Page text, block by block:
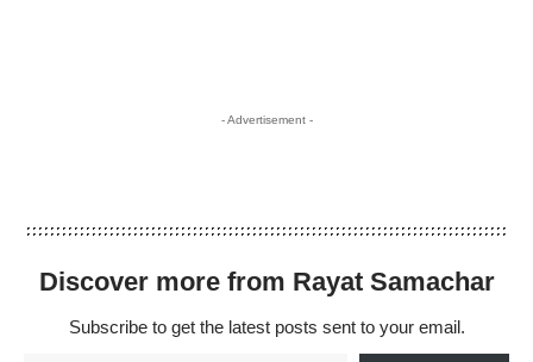
- Advertisement -
Discover more from Rayat Samachar
Subscribe to get the latest posts sent to your email.